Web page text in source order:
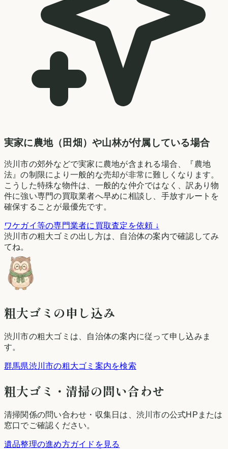
実家に農地（田畑）や山林が付属している場合
渋川市の郊外などで実家に農地が含まれる場合、『農地
法』の制限により一般的な売却が非常に難しくなります。
こうした特殊な物件は、一般的な仲介ではなく、訳あり物
件に強い専門の買取業者へ早めに相談し、手放すルートを
確保することが最優先です。
ワケガイ等の専門業者に買取査定を依頼 ↓
渋川市の粗大ゴミの出し方は、自治体の案内で確認してみ
てね。
粗大ゴミの申し込み
渋川市の粗大ゴミは、自治体の案内に従って申し込みま
す。
群馬県渋川市の粗大ゴミ案内を検索
粗大ゴミ・清掃の問い合わせ
清掃関係の問い合わせ・収集日は、 渋川市の公式HPまたは
窓口でご確認ください。
遺品整理の進め方ガイドを見る